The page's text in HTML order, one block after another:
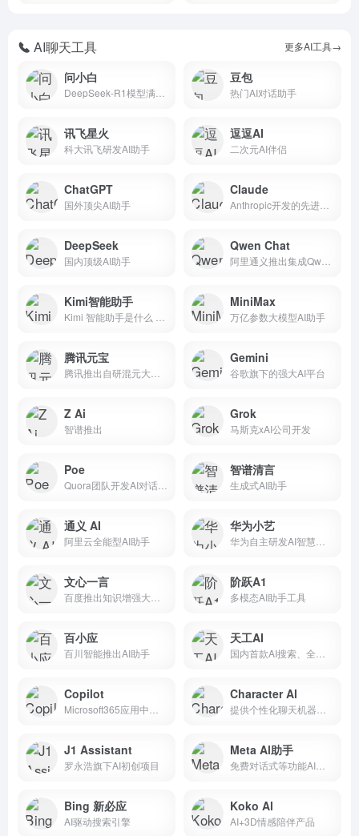
AI聊天工具 更多AI工具→
问小白
DeepSeek-R1模型满血版
豆包
热门AI对话助手
讯飞星火
科大讯飞研发AI助手
逗逗AI
二次元AI伴侣
ChatGPT
国外顶尖AI助手
Claude
Anthropic开发的先进AI模型
DeepSeek
国内顶级AI助手
Qwen Chat
阿里通义推出集成QwenAI大模型
Kimi智能助手
Kimi 智能助手是什么 Kimi 智能助手（https...
MiniMax
万亿参数大模型AI助手
腾讯元宝
腾讯推出自研混元大模型AI助手
Gemini
谷歌旗下的强大AI平台
Z Ai
智谱推出
Grok
马斯克xAI公司开发
Poe
Quora团队开发AI对话平台
智谱清言
生成式AI助手
通义 AI
阿里云全能型AI助手
华为小艺
华为自主研发AI智慧助手
文心一言
百度推出知识增强大语言模型
阶跃A1
多模态AI助手工具
百小应
百川智能推出AI助手
天工AI
国内首款AI搜索、全能型智能助手
Copilot
Microsoft365应用中的AI助手
Character Al
提供个性化聊天机器人服务
J1 Assistant
罗永浩旗下AI初创项目
Meta Al助手
免费对话式等功能AI工具
Bing 新必应
AI驱动搜索引擎
Koko Al
AI+3D情感陪伴产品